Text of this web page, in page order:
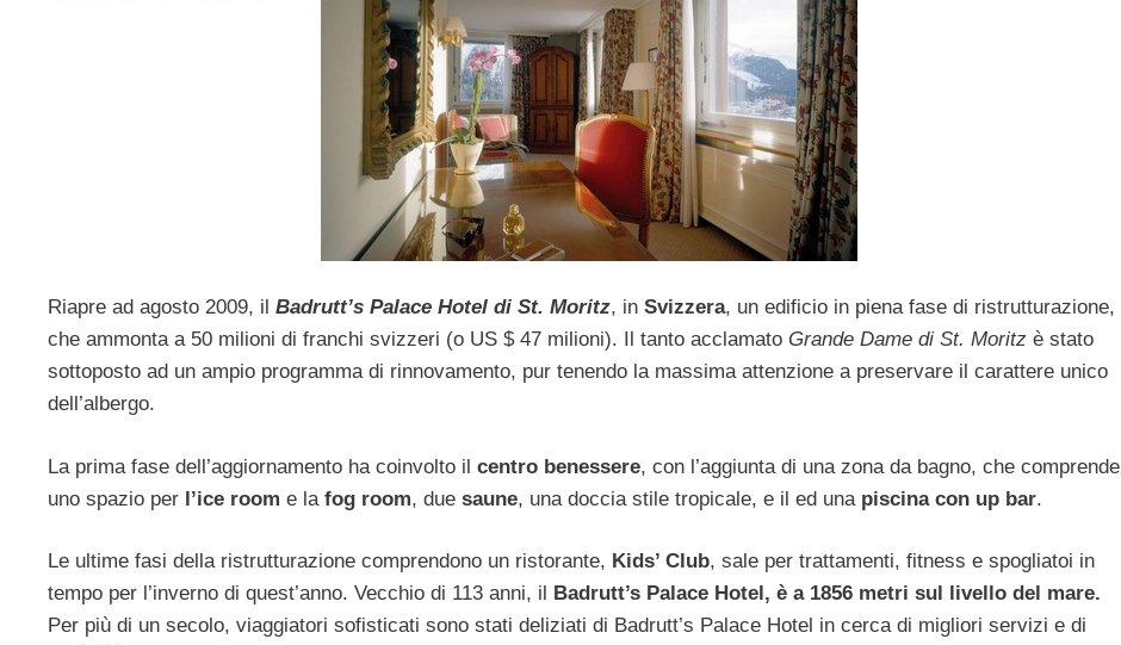
Riapre ad agosto 2009, il Badrutt’s Palace Hotel di St. Moritz, in Svizzera, un edificio in piena fase di ristrutturazione,
che ammonta a 50 milioni di franchi svizzeri (o US $ 47 milioni). Il tanto acclamato Grande Dame di St. Moritz è stato
sottoposto ad un ampio programma di rinnovamento, pur tenendo la massima attenzione a preservare il carattere unico
dell’albergo.
La prima fase dell’aggiornamento ha coinvolto il centro benessere, con l’aggiunta di una zona da bagno, che comprende
uno spazio per l’ice room e la fog room, due saune, una doccia stile tropicale, e il ed una piscina con up bar.
Le ultime fasi della ristrutturazione comprendono un ristorante, Kids’ Club, sale per trattamenti, fitness e spogliatoi in
tempo per l’inverno di quest’anno. Vecchio di 113 anni, il Badrutt’s Palace Hotel, è a 1856 metri sul livello del mare.
Per più di un secolo, viaggiatori sofisticati sono stati deliziati di Badrutt’s Palace Hotel in cerca di migliori servizi e di